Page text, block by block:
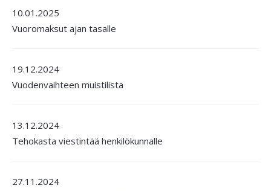
10.01.2025
Vuoromaksut ajan tasalle
19.12.2024
Vuodenvaihteen muistilista
13.12.2024
Tehokasta viestintää henkilökunnalle
27.11.2024